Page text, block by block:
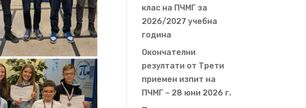
клас на ПЧМГ за
2026/2027 учебна
година
Окончателни
резултати от Трети
приемен изпит на
ПЧМГ – 28 юни 2026 г.